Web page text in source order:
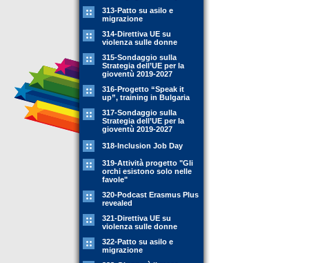
313-Patto su asilo e
migrazione
314-Direttiva UE su
violenza sulle donne
315-Sondaggio sulla
Strategia dell’UE per la
gioventù 2019-2027
316-Progetto “Speak it
up”, training in Bulgaria
317-Sondaggio sulla
Strategia dell’UE per la
gioventù 2019-2027
318-Inclusion Job Day
319-Attività progetto "Gli
orchi esistono solo nelle
favole"
320-Podcast Erasmus Plus
revealed
321-Direttiva UE su
violenza sulle donne
322-Patto su asilo e
migrazione